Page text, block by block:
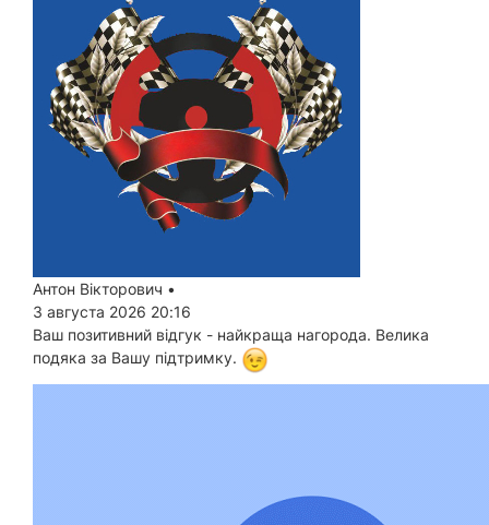
Антон Вікторович •
3 августа 2026 20:16
Ваш позитивний відгук - найкраща нагорода. Велика
подяка за Вашу підтримку.